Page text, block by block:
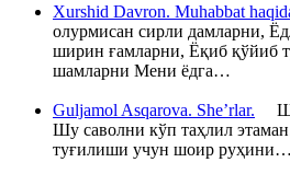
Xurshid Davron. Muhabbat
олурмисан сирли дамларни,
ширин ғамларни, Ёқиб қўйиб
шамларни Мени ёдга…
Guljamol Asqarova. She’rlar.
Шу саволни кўп таҳлил
туғилиши учун шоир руҳини…